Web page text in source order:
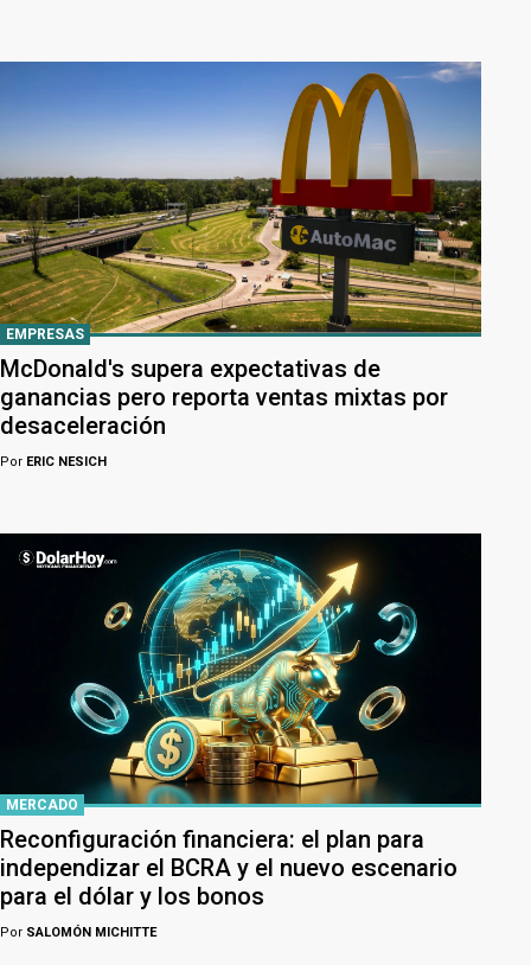
EMPRESAS
McDonald's supera expectativas de
ganancias pero reporta ventas mixtas por
desaceleración
Por ERIC NESICH
MERCADO
Reconfiguración financiera: el plan para
independizar el BCRA y el nuevo escenario
para el dólar y los bonos
Por SALOMÓN MICHITTE